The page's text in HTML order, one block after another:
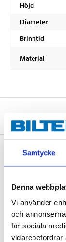
Samtycke
Denna
Vi använder
och
för sociala
vidarebefordrar
Höjd
Diameter
Brinntid
Material
Köp & Hämta i